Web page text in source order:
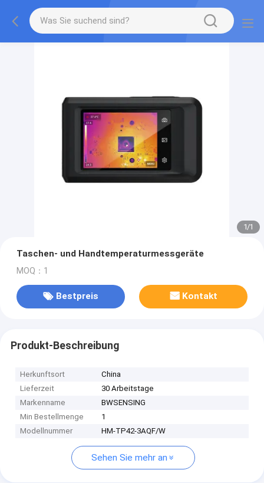
1/1
Taschen- und Handtemperaturmessgeräte
MOQ：1
Bestpreis Kontakt
Produkt-Beschreibung
Herkunftsort
China
Lieferzeit
30 Arbeitstage
Markenname
BWSENSING
Min Bestellmenge
1
Modellnummer
HM-TP42-3AQF/W
Sehen Sie mehr an